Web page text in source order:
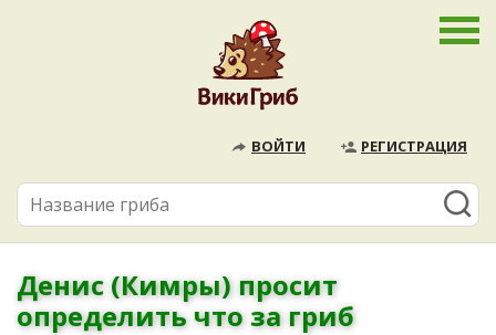
ВОЙТИ РЕГИСТРАЦИЯ
Денис (Кимры) просит
определить что за гриб